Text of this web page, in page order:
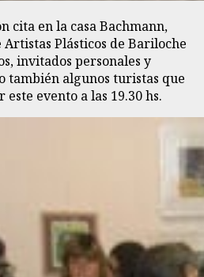
cita en la casa Bachmann,
Artistas Plásticos de Bariloche
invitados personales y
también algunos turistas que
evento a las 19.30 hs.